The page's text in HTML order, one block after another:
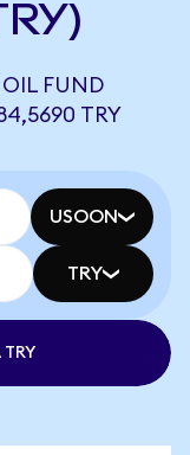
OIL FUND
TRY
USOON
TRY